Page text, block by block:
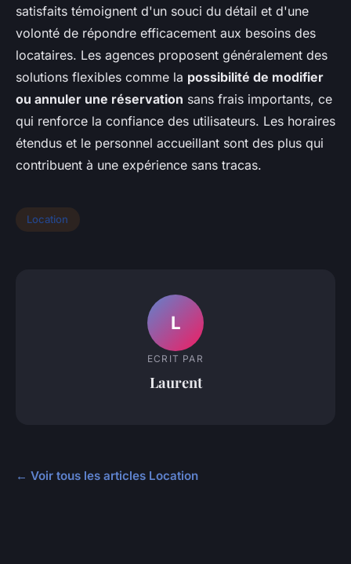
satisfaits témoignent d'un souci du détail et d'une
volonté de répondre efficacement aux besoins des
locataires. Les agences proposent généralement des
solutions flexibles comme la possibilité de modifier
ou annuler une réservation sans frais importants, ce
qui renforce la confiance des utilisateurs. Les horaires
étendus et le personnel accueillant sont des plus qui
contribuent à une expérience sans tracas.
Location
L
ECRIT PAR
Laurent
← Voir tous les articles Location